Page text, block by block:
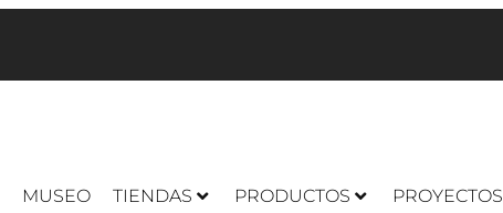
MUSEO TIENDAS PRODUCTOS PROYECTOS